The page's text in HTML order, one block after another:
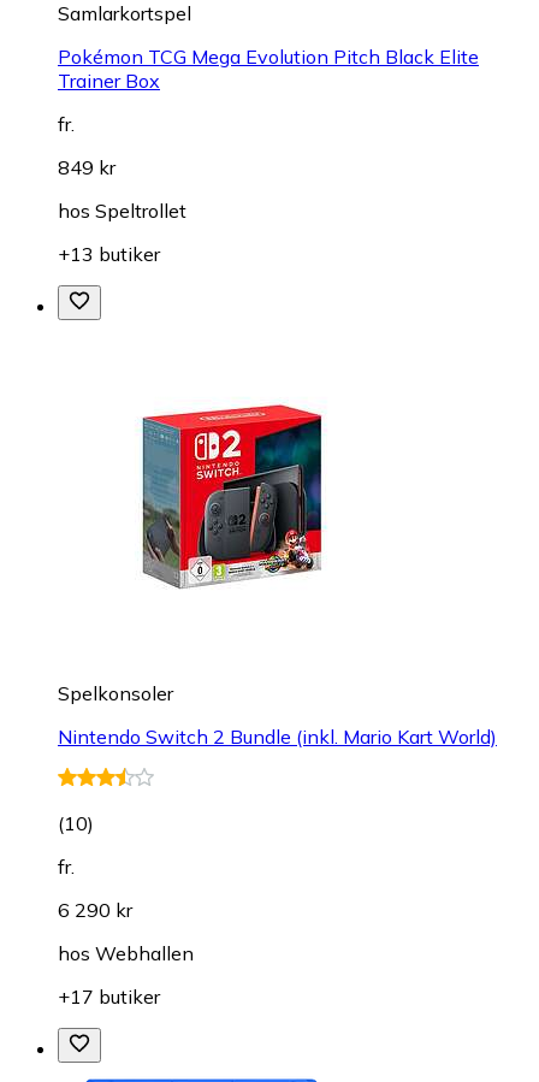
Samlarkortspel
Pokémon TCG Mega Evolution Pitch Black Elite
Trainer Box
fr.
849 kr
hos Speltrollet
+13 butiker
Spelkonsoler
Nintendo Switch 2 Bundle (inkl. Mario Kart World)
(10)
fr.
6 290 kr
hos Webhallen
+17 butiker